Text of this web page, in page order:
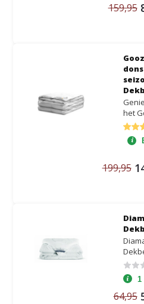
159,95
het
199,95
1
64,95